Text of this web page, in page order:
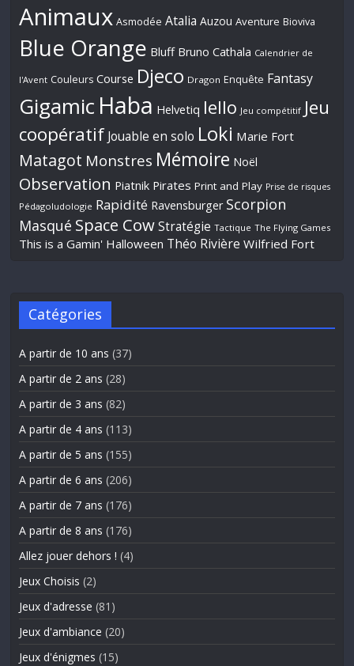
Animaux Asmodée Atalia Auzou Aventure Bioviva
Blue Orange Bluff Bruno Cathala Calendrier de
l'Avent Couleurs Course Djeco Dragon Enquête Fantasy
Gigamic Haba Helvetiq Iello Jeu compétitif Jeu
coopératif Jouable en solo Loki Marie Fort
Matagot Monstres Mémoire Noël
Observation Piatnik Pirates Print and Play Prise de risques
Pédagoludologie Rapidité Ravensburger Scorpion
Masqué Space Cow Stratégie Tactique The Flying Games
This is a Gamin' Halloween Théo Rivière Wilfried Fort
Catégories
A partir de 10 ans (37)
A partir de 2 ans (28)
A partir de 3 ans (82)
A partir de 4 ans (113)
A partir de 5 ans (155)
A partir de 6 ans (206)
A partir de 7 ans (176)
A partir de 8 ans (176)
Allez jouer dehors ! (4)
Jeux Choisis (2)
Jeux d'adresse (81)
Jeux d'ambiance (20)
Jeux d'énigmes (15)